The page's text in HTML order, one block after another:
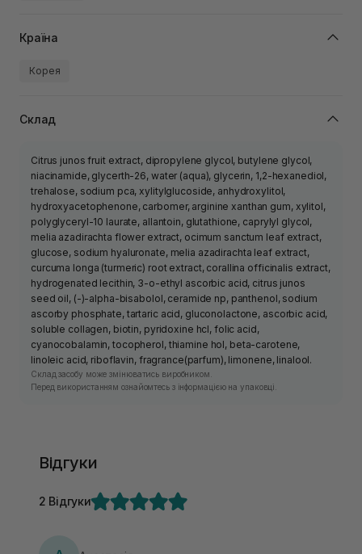
Країна
Корея
Склад
Citrus junos fruit extract, dipropylene glycol, butylene glycol,
niacinamide, glycerth-26, water (aqua), glycerin, 1,2-hexanediol,
trehalose, sodium pca, xylitylglucoside, anhydroxylitol,
hydroxyacetophenone, carbomer, arginine xanthan gum, xylitol,
polyglyceryl-10 laurate, allantoin, glutathione, caprylyl glycol,
melia azadirachta flower extract, ocimum sanctum leaf extract,
glucose, sodium hyaluronate, melia azadirachta leaf extract,
curcuma longa (turmeric) root extract, corallina officinalis extract,
hydrogenated lecithin, 3-o-ethyl ascorbic acid, citrus junos
seed oil, (-)-alpha-bisabolol, ceramide np, panthenol, sodium
ascorby phosphate, tartaric acid, gluconolactone, ascorbic acid,
soluble collagen, biotin, pyridoxine hcl, folic acid,
cyanocobalamin, tocopherol, thiamine hol, beta-carotene,
linoleic acid, riboflavin, fragrance(parfum), limonene, linalool.
Склад засобу може змінюватись виробником.
Перед використанням ознайомтесь з інформацією на упаковці.
Відгуки
2 Відгуки